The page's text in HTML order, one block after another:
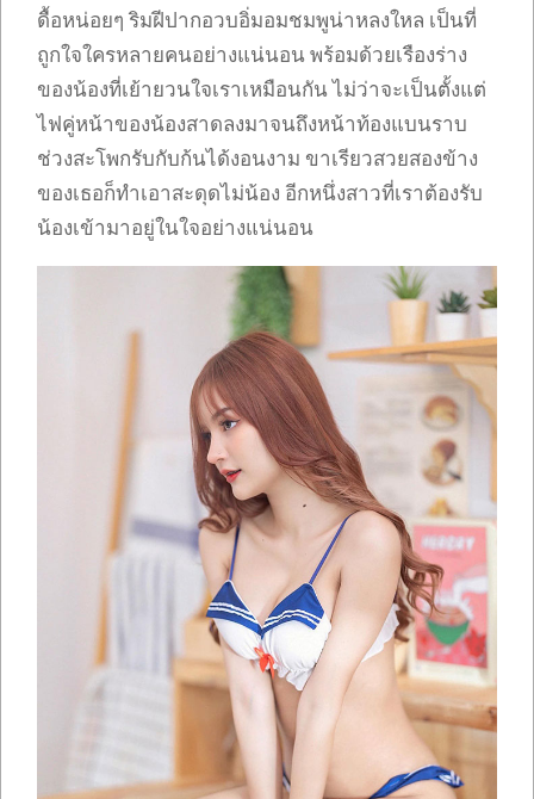
ดื้อหน่อยๆ ริมฝีปากอวบอิ่มอมชมพูน่าหลงใหล เป็นที่
ถูกใจใครหลายคนอย่างแน่นอน พร้อมด้วยเรืองร่าง
ของน้องที่เย้ายวนใจเราเหมือนกัน ไม่ว่าจะเป็นตั้งแต่
ไฟคู่หน้าของน้องสาดลงมาจนถึงหน้าท้องแบนราบ
ช่วงสะโพกรับกับก้นได้งอนงาม ขาเรียวสวยสองข้าง
ของเธอก็ทำเอาสะดุดไม่น้อง อีกหนึ่งสาวที่เราต้องรับ
น้องเข้ามาอยู่ในใจอย่างแน่นอน